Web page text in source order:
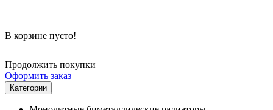
В корзине пусто!
Продолжить покупки
Оформить заказ
Категории